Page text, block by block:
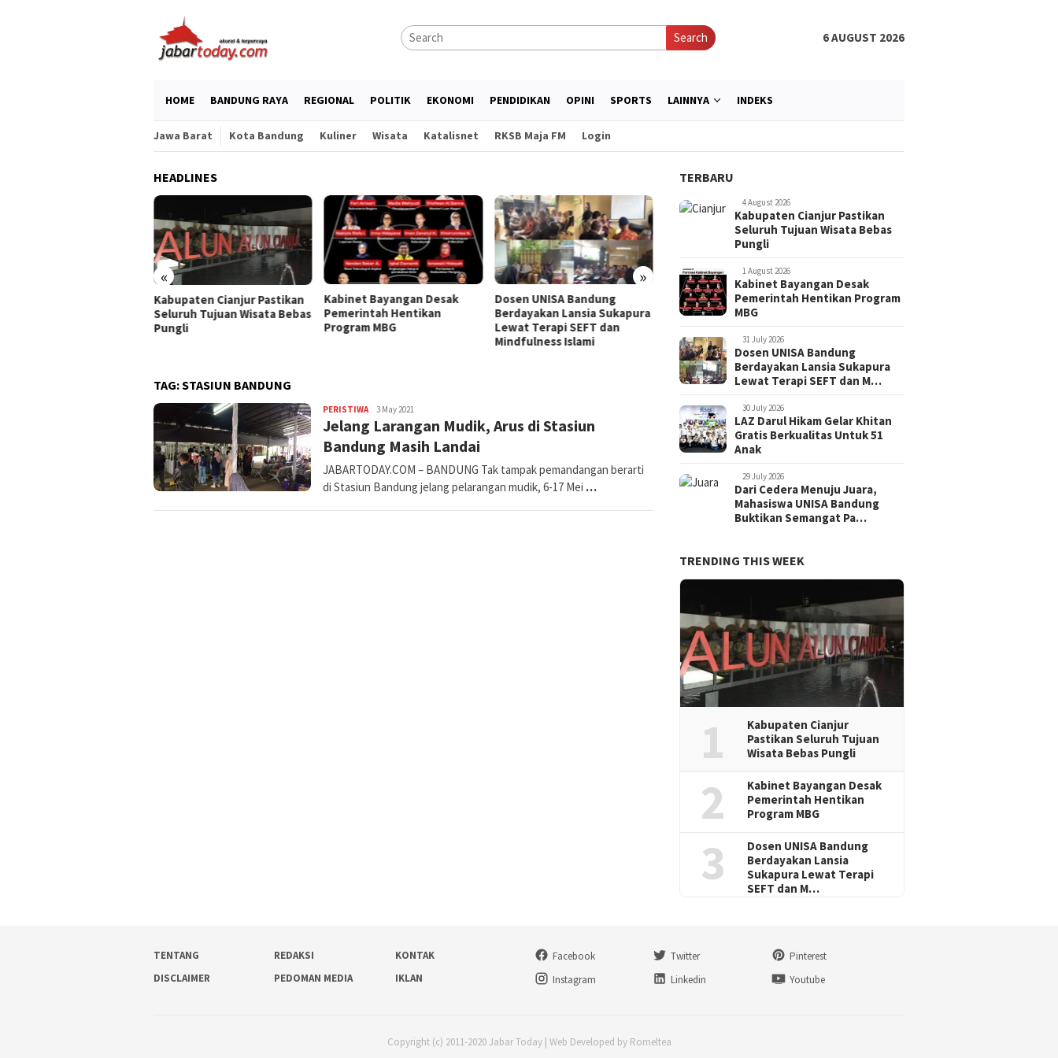
Search 6 AUGUST 2026
HOME BANDUNG RAYA REGIONAL POLITIK EKONOMI PENDIDIKAN OPINI SPORTS LAINNYA INDEKS
Jawa Barat Kota Bandung Kuliner Wisata Katalisnet RKSB Maja FM Login
HEADLINES
« »
Kabupaten Cianjur Pastikan
Seluruh Tujuan Wisata Bebas
Pungli
Kabinet Bayangan Desak
Pemerintah Hentikan
Program MBG
Dosen UNISA Bandung
Berdayakan Lansia Sukapura
Lewat Terapi SEFT dan
Mindfulness Islami
LAZ Darul Hikam Gelar Khitan
Gratis Berkualitas Untuk 51
Dari Cedera Menuju Juara,
TAG:STASIUN BANDUNG
PERISTIWAAvila
Dwiputra
3 May 2021
Jelang Larangan Mudik, Arus di Stasiun
Bandung Masih Landai
JABARTODAY.COM – BANDUNG Tak tampak pemandangan berarti
di Stasiun Bandung jelang pelarangan mudik, 6-17 Mei …
TERBARU
4 August 2026
Kabupaten Cianjur Pastikan
Seluruh Tujuan Wisata Bebas
Pungli
1 August 2026
Kabinet Bayangan Desak
Pemerintah Hentikan Program
MBG
31 July 2026
Dosen UNISA Bandung
Berdayakan Lansia Sukapura
Lewat Terapi SEFT dan M…
30 July 2026
LAZ Darul Hikam Gelar Khitan
Gratis Berkualitas Untuk 51
Anak
29 July 2026
Dari Cedera Menuju Juara,
Mahasiswa UNISA Bandung
Buktikan Semangat Pa…
TRENDING THIS WEEK
1
Kabupaten Cianjur
Pastikan Seluruh Tujuan
Wisata Bebas Pungli
2
Kabinet Bayangan Desak
Pemerintah Hentikan
Program MBG
3
Dosen UNISA Bandung
Berdayakan Lansia
Sukapura Lewat Terapi
SEFT dan M…
TENTANG REDAKSI
KONTAK
DISCLAIMER
PEDOMAN MEDIA IKLAN
Facebook Twitter
Pinterest
Instagram
Linkedin Youtube
Copyright (c) 2011-2020 Jabar Today | Web Developed by Romeltea